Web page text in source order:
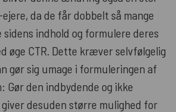
da de får dobbelt så mange
indhold og formulere deres
øge CTR. Dette kræver selvfølgelig
gør sig umage i formuleringen af
Gør den indbydende og ikke
desuden større mulighed for